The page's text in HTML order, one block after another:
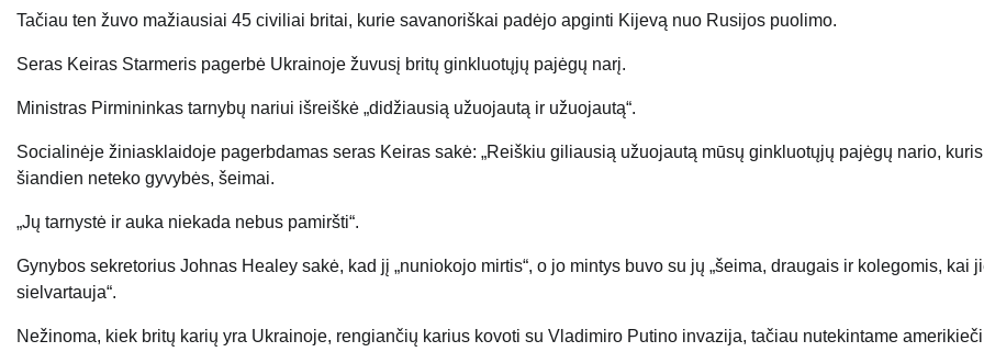
Tačiau ten žuvo mažiausiai 45 civiliai britai, kurie savanoriškai padėjo apginti Kijevą nuo Rusijos puolimo.
Seras Keiras Starmeris pagerbė Ukrainoje žuvusį britų ginkluotųjų pajėgų narį.
Ministras Pirmininkas tarnybų nariui išreiškė „didžiausią užuojautą ir užuojautą“.
Socialinėje žiniasklaidoje pagerbdamas seras Keiras sakė: „Reiškiu giliausią užuojautą mūsų ginkluotųjų pajėgų nario,
šiandien neteko gyvybės, šeimai.
„Jų tarnystė ir auka niekada nebus pamiršti“.
Gynybos sekretorius Johnas Healey sakė, kad jį „nuniokojo mirtis“, o jo mintys buvo su jų „šeima, draugais ir kolegomis, kai
sielvartauja“.
Nežinoma, kiek britų karių yra Ukrainoje, rengiančių karius kovoti su Vladimiro Putino invazija, tačiau nutekintame